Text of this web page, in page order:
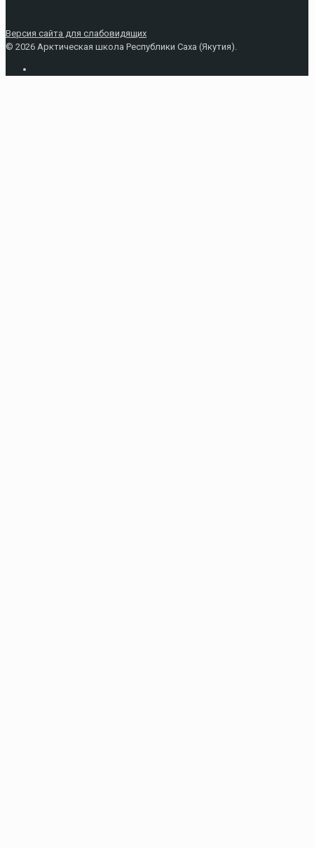
Версия сайта для слабовидящих
© 2026 Арктическая школа Республики Саха (Якутия).